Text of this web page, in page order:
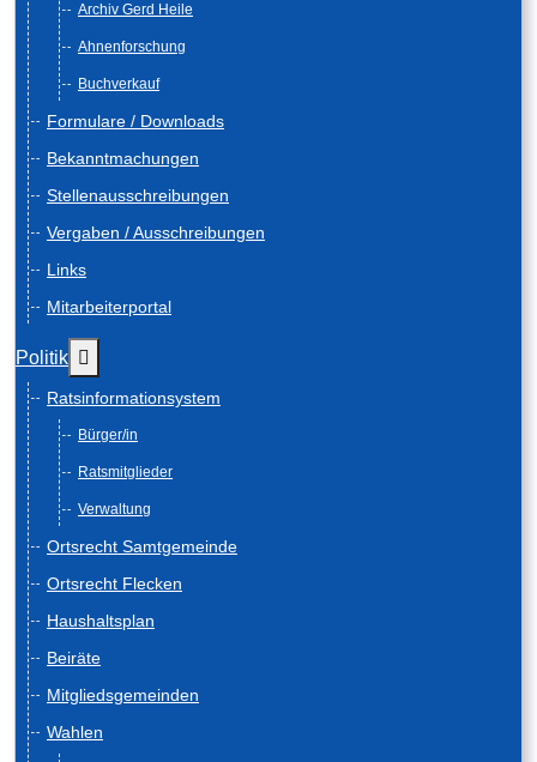
Archiv Gerd Heile
Ahnenforschung
Buchverkauf
Formulare / Downloads
Bekanntmachungen
Stellenausschreibungen
Vergaben / Ausschreibungen
Links
Mitarbeiterportal
Politik
Ratsinformationsystem
Bürger/in
Ratsmitglieder
Verwaltung
Ortsrecht Samtgemeinde
Ortsrecht Flecken
Haushaltsplan
Beiräte
Mitgliedsgemeinden
Wahlen